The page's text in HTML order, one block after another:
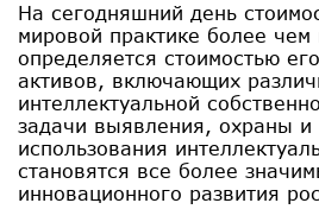
На сегодняшний день
мировой практике более чем
определяется стоимостью
активов, включающих
интеллектуальной
задачи выявления, охраны и
использования
становятся все более
инновационного развития